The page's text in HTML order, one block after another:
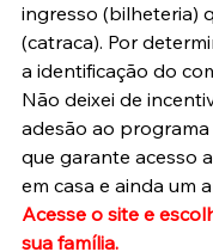
ingresso (bilheteria)
(catraca). Por
a identificação do
Não deixei de
adesão ao programa
que garante acesso
em casa e ainda um
Acesse o site e
sua família.